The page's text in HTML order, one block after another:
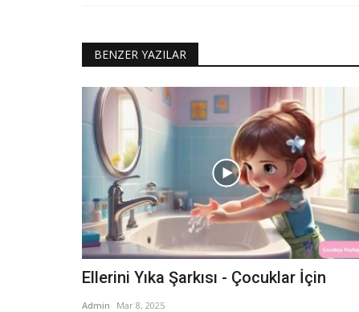
BENZER YAZILAR
Ellerini Yıka Şarkısı - Çocuklar İçin
Admin Mar 8, 2025